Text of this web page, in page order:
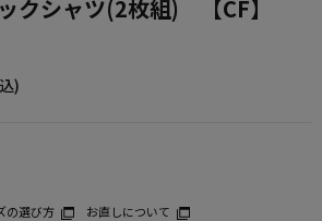
クシャツ(2枚組) 【CF】
)
の選び方 お直しについて